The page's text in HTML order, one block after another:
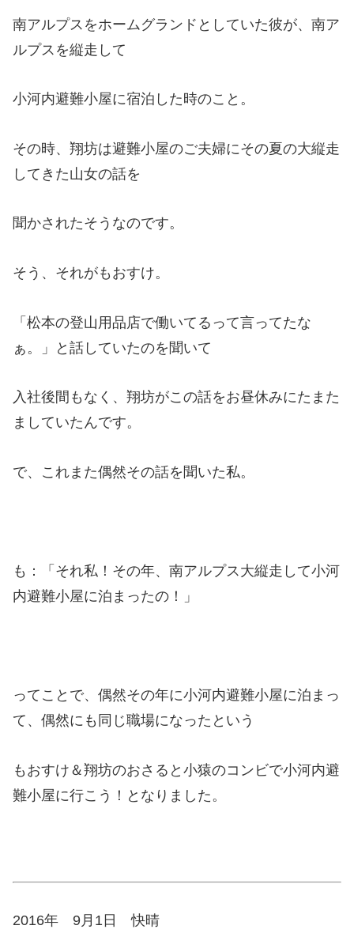
南アルプスをホームグランドとしていた彼が、南ア
ルプスを縦走して
小河内避難小屋に宿泊した時のこと。
その時、翔坊は避難小屋のご夫婦にその夏の大縦走
してきた山女の話を
聞かされたそうなのです。
そう、それがもおすけ。
「松本の登山用品店で働いてるって言ってたな
ぁ。」と話していたのを聞いて
入社後間もなく、翔坊がこの話をお昼休みにたまた
ましていたんです。
で、これまた偶然その話を聞いた私。
も：「それ私！その年、南アルプス大縦走して小河
内避難小屋に泊まったの！」
ってことで、偶然その年に小河内避難小屋に泊まっ
て、偶然にも同じ職場になったという
もおすけ＆翔坊のおさると小猿のコンビで小河内避
難小屋に行こう！となりました。
2016年 9月1日 快晴